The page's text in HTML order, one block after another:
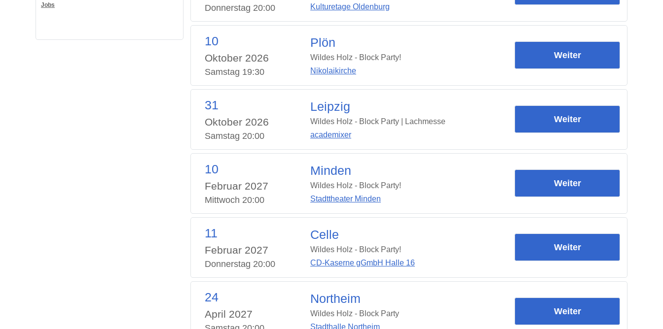
Jobs Donnerstag 20:00
Kulturetage Oldenburg
10
Oktober 2026
Samstag 19:30
Plön
Wildes Holz - Block Party!
Nikolaikirche
Weiter
31
Oktober 2026
Samstag 20:00
Leipzig
Wildes Holz - Block Party | Lachmesse
academixer
Weiter
10
Februar 2027
Mittwoch 20:00
Minden
Wildes Holz - Block Party!
Stadttheater Minden
Weiter
11
Februar 2027
Donnerstag 20:00
Celle
Wildes Holz - Block Party!
CD-Kaserne gGmbH Halle 16
Weiter
24
April 2027
Northeim
Wildes Holz - Block Party
Stadthalle Northeim
Weiter